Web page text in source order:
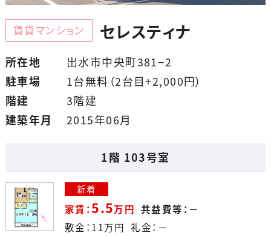
賃貸マンション セレスティナ
所在地
出水市中央町381−2
駐車場
1台無料（2台目+2,000円）
階建
3階建
建築年月
2015年06月
1階 103号室
新着
家賃：5.5万円 共益費等：－
敷金： 11万円 礼金：－